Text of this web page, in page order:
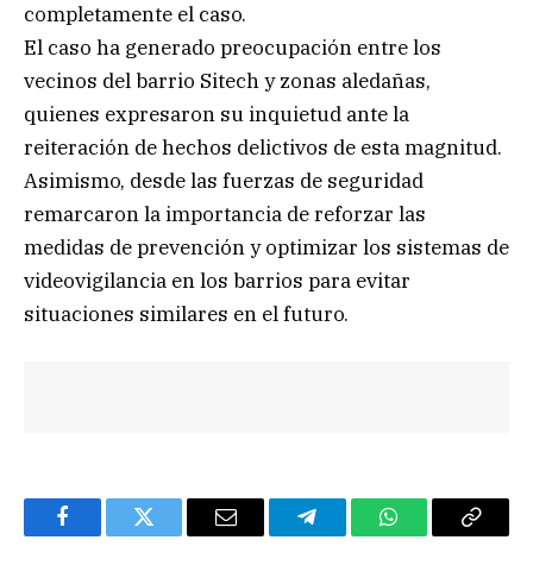
completamente el caso.
El caso ha generado preocupación entre los
vecinos del barrio Sitech y zonas aledañas,
quienes expresaron su inquietud ante la
reiteración de hechos delictivos de esta magnitud.
Asimismo, desde las fuerzas de seguridad
remarcaron la importancia de reforzar las
medidas de prevención y optimizar los sistemas de
videovigilancia en los barrios para evitar
situaciones similares en el futuro.
FacebookTwitter Email TelegramWhatsAppCopy